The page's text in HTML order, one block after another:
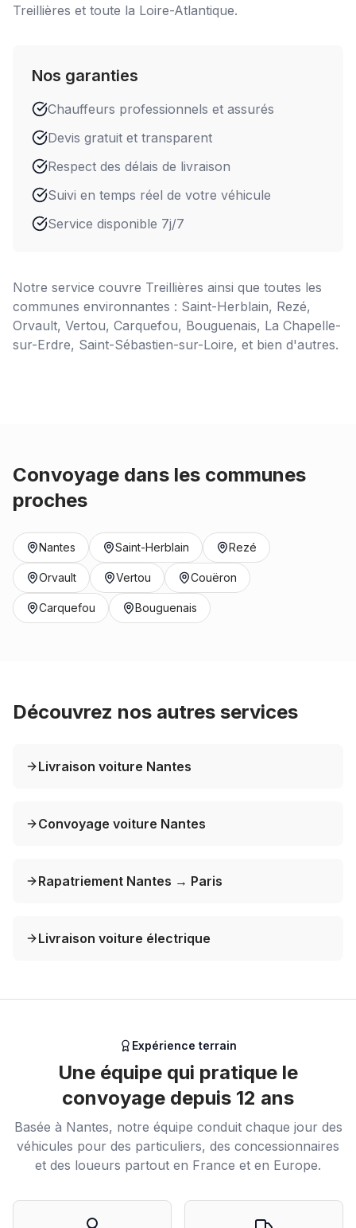
Treillières et toute la Loire-Atlantique.
Nos garanties
Chauffeurs professionnels et assurés
Devis gratuit et transparent
Respect des délais de livraison
Suivi en temps réel de votre véhicule
Service disponible 7j/7
Notre service couvre Treillières ainsi que toutes les
communes environnantes : Saint-Herblain, Rezé,
Orvault, Vertou, Carquefou, Bouguenais, La Chapelle-
sur-Erdre, Saint-Sébastien-sur-Loire, et bien d'autres.
Convoyage dans les communes
proches
Nantes Saint-Herblain Rezé
Orvault Vertou Couëron
Carquefou Bouguenais
Découvrez nos autres services
Livraison voiture Nantes
Convoyage voiture Nantes
Rapatriement Nantes → Paris
Livraison voiture électrique
Expérience terrain
Une équipe qui pratique le
convoyage depuis 12 ans
Basée à Nantes, notre équipe conduit chaque jour des
véhicules pour des particuliers, des concessionnaires
et des loueurs partout en France et en Europe.